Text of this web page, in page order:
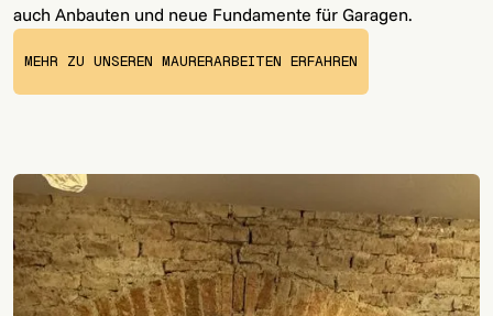
auch Anbauten und neue Fundamente für Garagen.
MEHR ZU UNSEREN MAURERARBEITEN ERFAHREN